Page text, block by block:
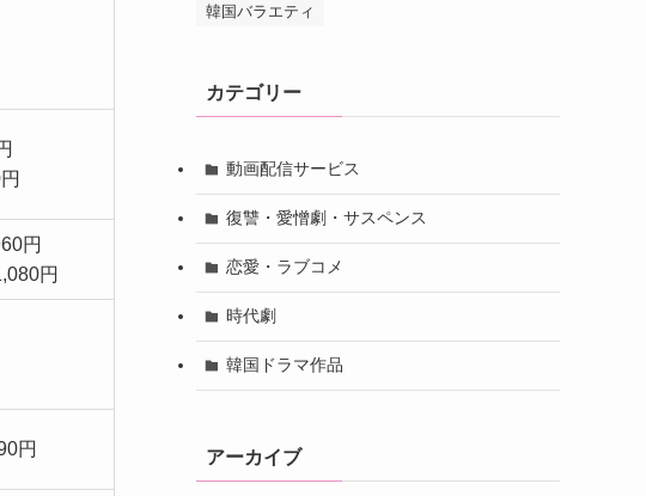
円
円
円
韓国バラエティ
カテゴリー
動画配信サービス
復讐・愛憎劇・サスペンス
恋愛・ラブコメ
時代劇
韓国ドラマ作品
アーカイブ